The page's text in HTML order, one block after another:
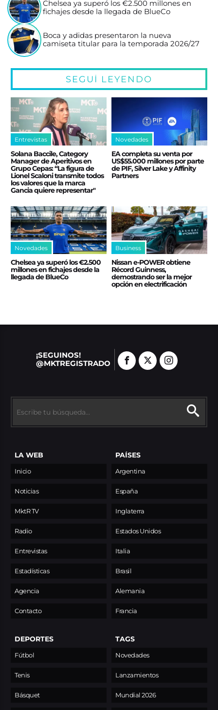
Chelsea ya superó los €2.500 millones en
fichajes desde la llegada de BlueCo
Boca y adidas presentaron la nueva
camiseta titular para la temporada 2026/27
SEGUÍ LEYENDO
Entrevistas
Solana Baccile, Category
Manager de Aperitivos en
Grupo Cepas: “La figura de
Lionel Scaloni transmite todos
los valores que la marca
Gancia quiere representar"
Novedades
EA completa su venta por
US$55.000 millones por parte
de PIF, Silver Lake y Affinity
Partners
Novedades
Chelsea ya superó los €2.500
millones en fichajes desde la
llegada de BlueCo
Business
Nissan e‑POWER obtiene
Récord Guinness,
demostrando ser la mejor
opción en electrificación
¡SEGUINOS!
@MKTREGISTRADO
LA WEB
Inicio
Noticias
MktR TV
Radio
Entrevistas
Estadísticas
Agencia
Contacto
PAÍSES
Argentina
España
Inglaterra
Estados Unidos
Italia
Brasil
Alemania
Francia
DEPORTES
Fútbol
Tenis
Básquet
TAGS
Novedades
Lanzamientos
Mundial 2026